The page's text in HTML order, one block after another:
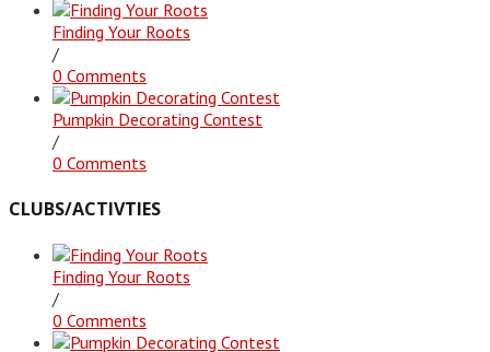
Finding Your Roots
/
0 Comments
Pumpkin Decorating Contest
/
0 Comments
CLUBS/ACTIVTIES
Finding Your Roots
/
0 Comments